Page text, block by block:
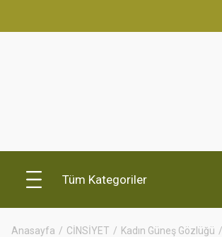
Tüm Kategoriler
Anasayfa CİNSİYET Kadın Güneş Gözlüğü